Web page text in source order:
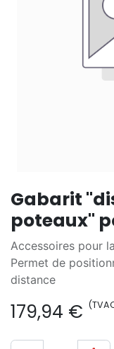
Gabarit
poteaux"
Accessoires pour
Permet de
distance
179,94 €